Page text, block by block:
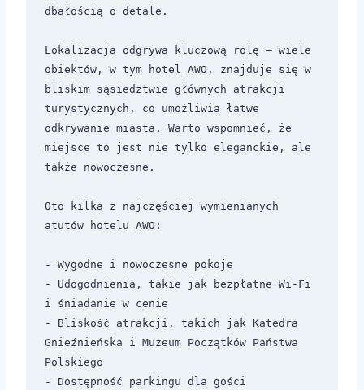
dbałością o detale.
Lokalizacja odgrywa kluczową rolę – wiele
obiektów, w tym hotel AWO, znajduje się w
bliskim sąsiedztwie głównych atrakcji
turystycznych, co umożliwia łatwe
odkrywanie miasta. Warto wspomnieć, że
miejsce to jest nie tylko eleganckie, ale
także nowoczesne.
Oto kilka z najczęściej wymienianych
atutów hotelu AWO:
- Wygodne i nowoczesne pokoje
- Udogodnienia, takie jak bezpłatne Wi-Fi
i śniadanie w cenie
- Bliskość atrakcji, takich jak Katedra
Gnieźnieńska i Muzeum Początków Państwa
Polskiego
- Dostępność parkingu dla gości